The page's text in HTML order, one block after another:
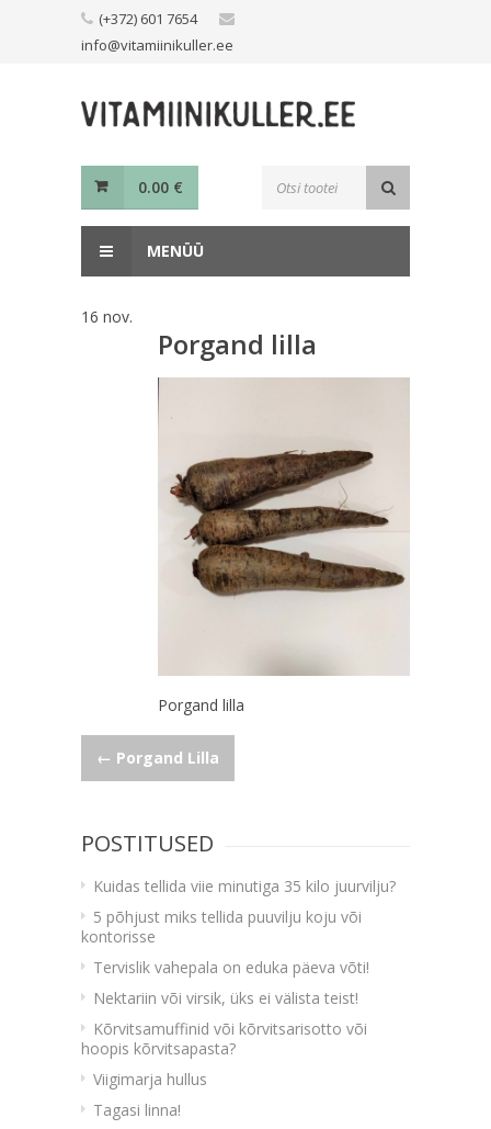
(+372) 601 7654
info@vitamiinikuller.ee
0.00 €
MENÜÜ
16 nov.
Porgand lilla
Porgand lilla
Navigeerimine
← Porgand Lilla
POSTITUSED
Kuidas tellida viie minutiga 35 kilo juurvilju?
5 põhjust miks tellida puuvilju koju või
kontorisse
Tervislik vahepala on eduka päeva võti!
Nektariin või virsik, üks ei välista teist!
Kõrvitsamuffinid või kõrvitsarisotto või
hoopis kõrvitsapasta?
Viigimarja hullus
Tagasi linna!